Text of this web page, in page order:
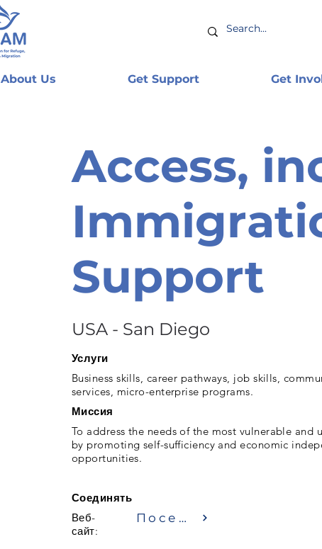
About Us Get Support Get
Access,
Support
USA - San Diego
Услуги
Business skills, career pathways, job skills,
services, micro-enterprise programs.
Миссия
To address the needs of the most vulnerable
by promoting self-sufficiency and economic
opportunities.
Соединять
Веб-
сайт:
Посещение